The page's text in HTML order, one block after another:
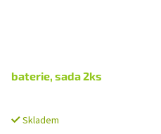
baterie, sada 2ks
Skladem